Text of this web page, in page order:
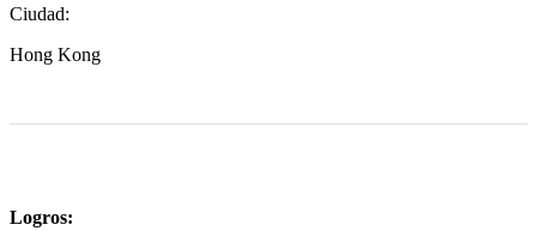
Ciudad:
Hong Kong
Logros: